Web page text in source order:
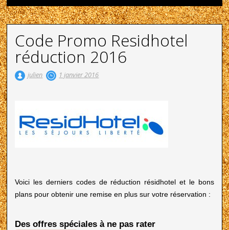
Code Promo Residhotel
réduction 2016
julien 1 janvier 2016
Voici les derniers codes de réduction résidhotel et le bons
plans pour obtenir une remise en plus sur votre réservation :
Des offres spéciales à ne pas rater